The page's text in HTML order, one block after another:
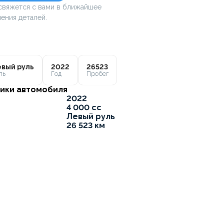
с вами в ближайшее
деталей.
руль 2022
Год
26523
Пробег
автомобиля
2022
4 000 cc
Левый руль
26 523 км